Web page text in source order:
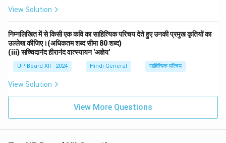
View Solution
निम्नलिखित में से किसी एक कवि का साहित्यिक परिचय देते हुए उनकी प्रमुख कृतियों का
उल्लेख कीजिए।(अधिकतम शब्द सीमा 80 शब्द)
(iii) सच्चिदानंद हीरानंद वात्स्यायन 'अज्ञेय'
UP Board XII - 2024 Hindi General साहित्यिक परिचय
View Solution
View More Questions